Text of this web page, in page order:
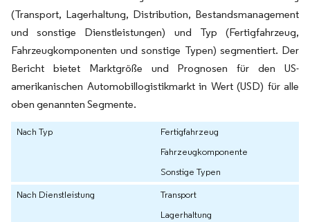
(Transport, Lagerhaltung, Distribution, Bestandsmanagement
und sonstige Dienstleistungen) und Typ (Fertigfahrzeug,
Fahrzeugkomponenten und sonstige Typen) segmentiert. Der
Bericht bietet Marktgröße und Prognosen für den US-
amerikanischen Automobillogistikmarkt in Wert (USD) für alle
oben genannten Segmente.
Nach Typ
Fertigfahrzeug
Fahrzeugkomponente
Sonstige Typen
Nach Dienstleistung
Transport
Lagerhaltung